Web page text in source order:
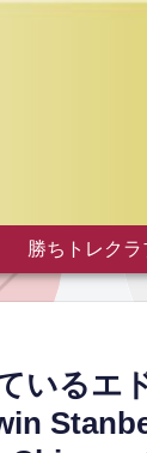
勝ちトレクラ
いるエ